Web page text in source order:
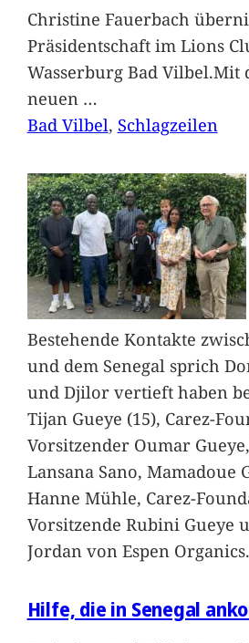
Christine Fauerbach
Präsidentschaft im Lions
Wasserburg Bad Vilbel.Mit
neuen …
Bad Vilbel, Schlagzeilen
Bestehende Kontakte
und dem Senegal sprich
und Djilor vertieft haben
Tijan Gueye (15), Carez-
Vorsitzender Oumar
Lansana Sano, Mamadoue
Hanne Mühle, Carez-
Vorsitzende Rubini Gueye
Jordan von Espen Organics.
Hilfe, die in Senegal